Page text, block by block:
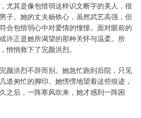
尤其是像包惜弱这样识文断字的美人，很
子。她的丈夫杨铁心，虽然武艺高强，但
合包惜弱心中对爱情的憧憬。面对眼前的
许正是她所渴望的那种关怀与温柔。所
悄悄救下了完颜洪烈。
颜洪烈不辞而别。她急忙跑到后院，只见
道匆忙的脚印。她愣愣地望着这些痕迹，
之后，一阵寒风吹来，她才感到一阵困